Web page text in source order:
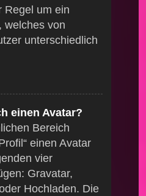
Regel um ein
welches von
unterschiedlich
einen Avatar?
Bereich
einen Avatar
vier
Gravatar,
Hochladen. Die